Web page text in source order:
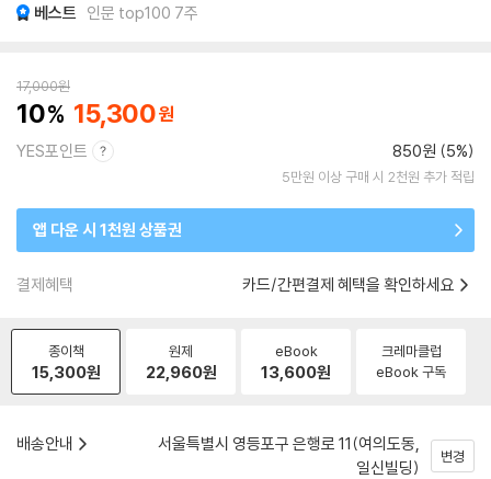
베스트 인문 top100 7주
17,000원
10 15,300
YES포인트 850원 (5%)
5만원 이상 구매 시 2천원 추가 적립
앱 다운 시 1천원 상품권
결제혜택 카드/간편결제 혜택을 확인하세요
종이책
15,300원
원제
22,960원
eBook
13,600원
크레마클럽
eBook 구독
배송안내
서울특별시 영등포구 은행로 11(여의도동,
일신빌딩)
변경